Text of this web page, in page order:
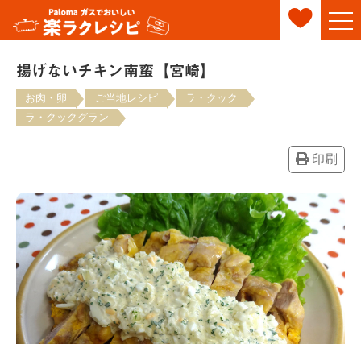
揚げないチキン南蛮【宮崎】
お肉・卵 ご当地レシピ
ラ・クック
ラ・クックグラン
印刷